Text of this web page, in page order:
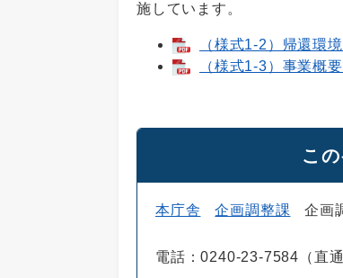
施しています。
（様式1-2）帰還環
（様式1-3）事業概
こ
本庁舎 企画調整課 企画
電話：0240-23-7584（直通